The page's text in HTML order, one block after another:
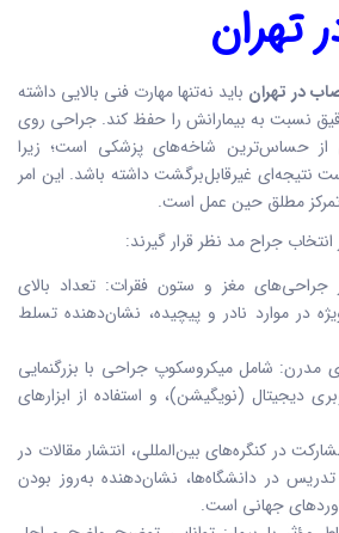
تهران
در تهران باید نه‌تنها مهارت فنی بالایی داشته
نسبت به بیمارانش را حفظ کند. جراحی روی
از حساس‌ترین شاخه‌های پزشکی است؛ زیرا
نتیجه‌ای غیرقابل‌برگشت داشته باشد. این امر
مطلق حین عمل است.
جراح مد نظر قرار گیرند:
جراحی‌های مغز و ستون فقرات: تعداد بالای
در موارد نادر و پیچیده، نشان‌دهنده تسلط
مدرن: شامل میکروسکوپ جراحی با بزرگنمایی
دیجیتال (نویگیشن)، و استفاده از ابزارهای
در کنگره‌های بین‌المللی، انتشار مقالات در
تدریس در دانشگاه‌ها، نشان‌دهنده به‌روز بودن
جهانی است.